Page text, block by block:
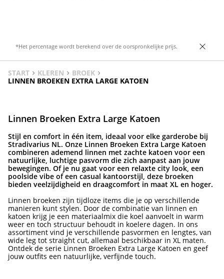
*Het percentage wordt berekend over de oorspronkelijke prijs.
START KLEREN
BROEK
LINNEN BROEKEN EXTRA LARGE KATOEN
Linnen Broeken Extra Large Katoen
Stijl en comfort in één item, ideaal voor elke garderobe bij
Stradivarius NL. Onze Linnen Broeken Extra Large Katoen
combineren ademend linnen met zachte katoen voor een
natuurlijke, luchtige pasvorm die zich aanpast aan jouw
bewegingen. Of je nu gaat voor een relaxte city look, een
poolside vibe of een casual kantoorstijl, deze broeken
bieden veelzijdigheid en draagcomfort in maat XL en hoger.
Linnen broeken zijn tijdloze items die je op verschillende
manieren kunt stylen. Door de combinatie van linnen en
katoen krijg je een materiaalmix die koel aanvoelt in warm
weer en toch structuur behoudt in koelere dagen. In ons
assortiment vind je verschillende pasvormen en lengtes, van
wide leg tot straight cut, allemaal beschikbaar in XL maten.
Ontdek de serie Linnen Broeken Extra Large Katoen en geef
jouw outfits een natuurlijke, verfijnde touch.